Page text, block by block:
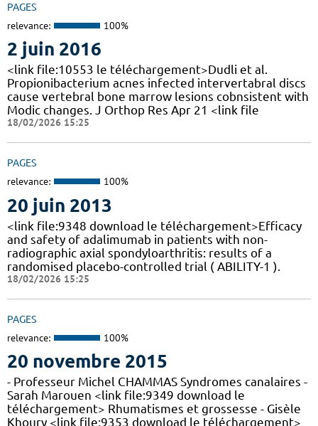
PAGES
relevance: 100%
2 juin 2016
<link file:10553 le téléchargement>Dudli et al.
Propionibacterium acnes infected intervertabral discs
cause vertebral bone marrow lesions cobnsistent with
Modic changes. J Orthop Res Apr 21 <link file
18/02/2026 15:25
PAGES
relevance: 100%
20 juin 2013
<link file:9348 download le téléchargement>Efficacy
and safety of adalimumab in patients with non-
radiographic axial spondyloarthritis: results of a
randomised placebo-controlled trial ( ABILITY-1 ).
18/02/2026 15:25
PAGES
relevance: 100%
20 novembre 2015
- Professeur Michel CHAMMAS Syndromes canalaires -
Sarah Marouen <link file:9349 download le
téléchargement> Rhumatismes et grossesse - Gisèle
Khoury <link file:9353 download le téléchargement>